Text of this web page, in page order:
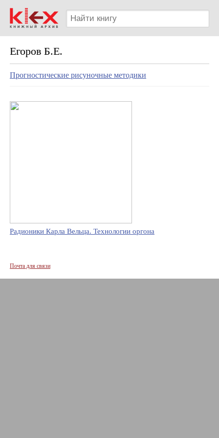
Егоров Б.Е.
Прогностические рисуночные методики
Радионики Карла Вельца. Технологии оргона
Почта для связи